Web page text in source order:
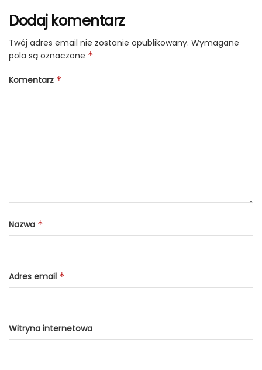
Dodaj komentarz
Twój adres email nie zostanie opublikowany. Wymagane
pola są oznaczone *
Komentarz *
Nazwa *
Adres email *
Witryna internetowa